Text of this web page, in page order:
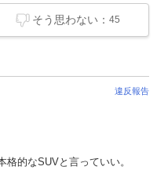
そう思わない： 45
違反報告
的なSUVと言っていい。